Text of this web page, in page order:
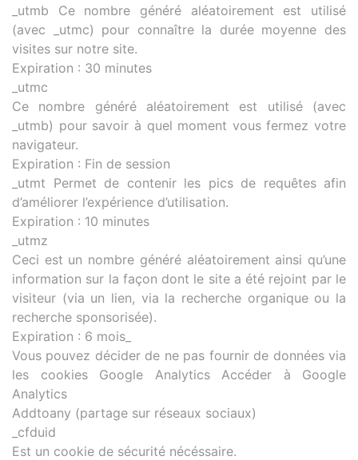
_utmb Ce nombre généré aléatoirement est utilisé
(avec _utmc) pour connaître la durée moyenne des
visites sur notre site.
Expiration : 30 minutes
_utmc
Ce nombre généré aléatoirement est utilisé (avec
_utmb) pour savoir à quel moment vous fermez votre
navigateur.
Expiration : Fin de session
_utmt Permet de contenir les pics de requêtes afin
d’améliorer l’expérience d’utilisation.
Expiration : 10 minutes
_utmz
Ceci est un nombre généré aléatoirement ainsi qu’une
information sur la façon dont le site a été rejoint par le
visiteur (via un lien, via la recherche organique ou la
recherche sponsorisée).
Expiration : 6 mois_
Vous pouvez décider de ne pas fournir de données via
les cookies Google Analytics Accéder à Google
Analytics
Addtoany (partage sur réseaux sociaux)
_cfduid
Est un cookie de sécurité nécéssaire.